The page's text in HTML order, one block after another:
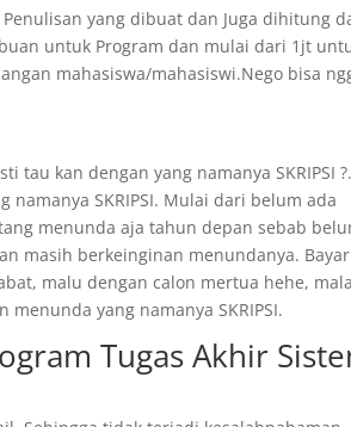
yang dibuat dan Juga dihitung
untuk Program dan mulai dari 1jt
mahasiswa/mahasiswi.Nego bisa
tau kan dengan yang namanya SKRIPSI ?.
SKRIPSI. Mulai dari belum ada
menunda aja tahun depan sebab
masih berkeinginan menundanya. Bayar
malu dengan calon mertua hehe,
yang namanya SKRIPSI.
Tugas Akhir